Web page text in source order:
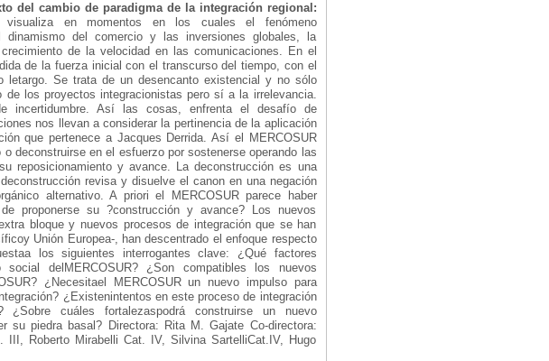
del cambio de paradigma de la integración regional:
en momentos en los cuales el fenómeno
dinamismo del comercio y las inversiones globales, la
de la velocidad en las comunicaciones. En el
de la fuerza inicial con el transcurso del tiempo, con el
letargo. Se trata de un desencanto existencial y no sólo
de los proyectos integracionistas pero sí a la irrelevancia.
incertidumbre. Así las cosas, enfrenta el desafío de
nos llevan a considerar la pertinencia de la aplicación
que pertenece a Jacques Derrida. Así el MERCOSUR
deconstruirse en el esfuerzo por sostenerse operando las
reposicionamiento y avance. La deconstrucción es una
revisa y disuelve el canon en una negación
alternativo. A priori el MERCOSUR parece haber
proponerse su ?construcción y avance? Los nuevos
bloque y nuevos procesos de integración que se han
Unión Europea-, han descentrado el enfoque respecto
los siguientes interrogantes clave: ¿Qué factores
delMERCOSUR? ¿Son compatibles los nuevos
¿Necesitael MERCOSUR un nuevo impulso para
¿Existenintentos en este proceso de integración
cuáles fortalezaspodrá construirse un nuevo
su piedra basal? Directora: Rita M. Gajate Co-directora:
III, Roberto Mirabelli Cat. IV, Silvina SartelliCat.IV, Hugo